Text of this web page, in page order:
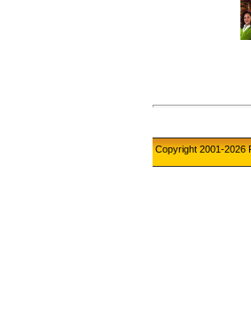
Copyright 2001-2026